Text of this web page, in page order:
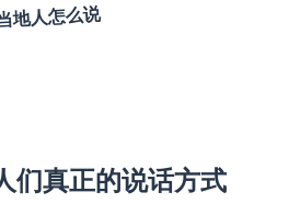
地人怎么说
们真正的说话方式